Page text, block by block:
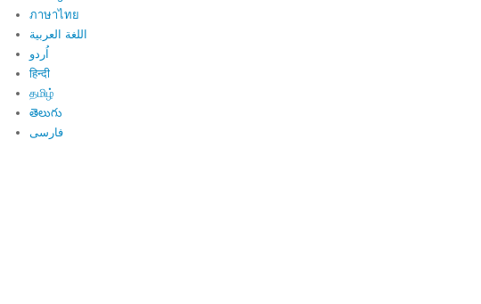
ภาษาไทย
اللغة العربية
اُردو
हिन्दी
தமிழ்
తెలుగు
فارسی